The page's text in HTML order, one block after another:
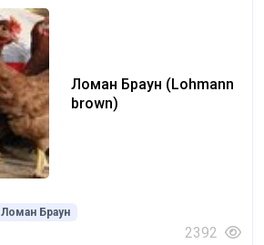
Ломан Браун (Lohmann
brown)
Ломан Браун
2392